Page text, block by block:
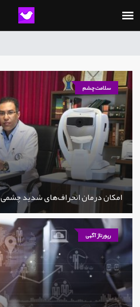
سلامت چشم
امکان درمان انحراف‌های شدید چشمی
رپورتاژ آگهی